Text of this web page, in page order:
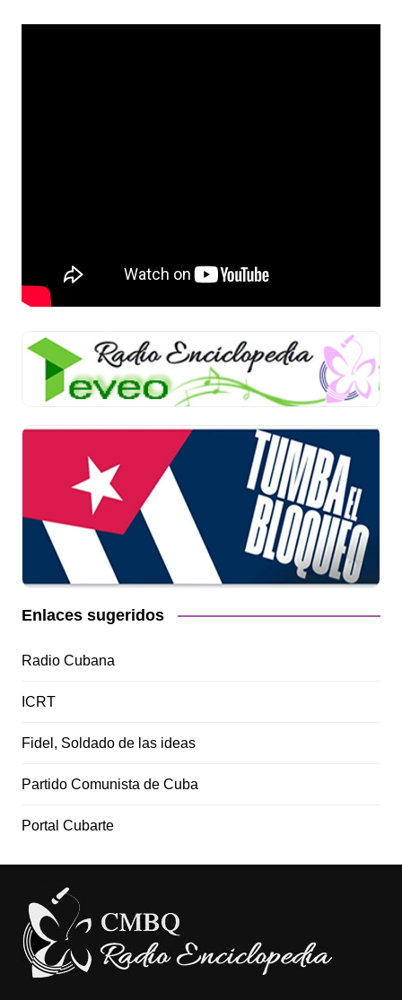
Enlaces sugeridos
Radio Cubana
ICRT
Fidel, Soldado de las ideas
Partido Comunista de Cuba
Portal Cubarte